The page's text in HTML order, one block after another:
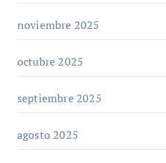
noviembre 2025
octubre 2025
septiembre 2025
agosto 2025